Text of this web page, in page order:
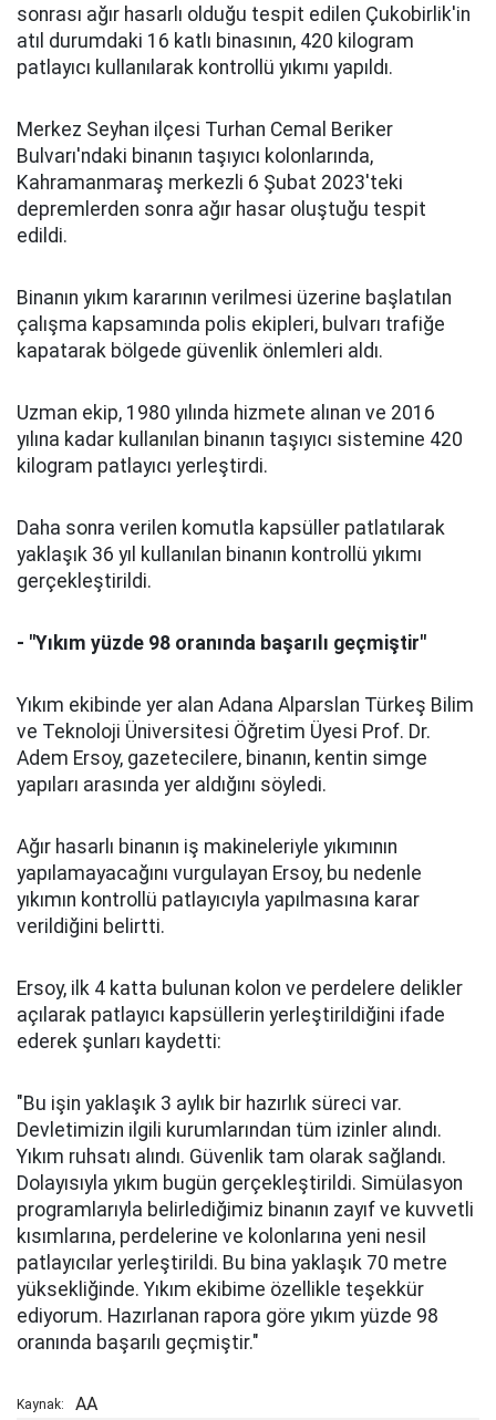
sonrası ağır hasarlı olduğu tespit edilen Çukobirlik'in
atıl durumdaki 16 katlı binasının, 420 kilogram
patlayıcı kullanılarak kontrollü yıkımı yapıldı.
Merkez Seyhan ilçesi Turhan Cemal Beriker
Bulvarı'ndaki binanın taşıyıcı kolonlarında,
Kahramanmaraş merkezli 6 Şubat 2023'teki
depremlerden sonra ağır hasar oluştuğu tespit
edildi.
Binanın yıkım kararının verilmesi üzerine başlatılan
çalışma kapsamında polis ekipleri, bulvarı trafiğe
kapatarak bölgede güvenlik önlemleri aldı.
Uzman ekip, 1980 yılında hizmete alınan ve 2016
yılına kadar kullanılan binanın taşıyıcı sistemine 420
kilogram patlayıcı yerleştirdi.
Daha sonra verilen komutla kapsüller patlatılarak
yaklaşık 36 yıl kullanılan binanın kontrollü yıkımı
gerçekleştirildi.
- "Yıkım yüzde 98 oranında başarılı geçmiştir"
Yıkım ekibinde yer alan Adana Alparslan Türkeş Bilim
ve Teknoloji Üniversitesi Öğretim Üyesi Prof. Dr.
Adem Ersoy, gazetecilere, binanın, kentin simge
yapıları arasında yer aldığını söyledi.
Ağır hasarlı binanın iş makineleriyle yıkımının
yapılamayacağını vurgulayan Ersoy, bu nedenle
yıkımın kontrollü patlayıcıyla yapılmasına karar
verildiğini belirtti.
Ersoy, ilk 4 katta bulunan kolon ve perdelere delikler
açılarak patlayıcı kapsüllerin yerleştirildiğini ifade
ederek şunları kaydetti:
"Bu işin yaklaşık 3 aylık bir hazırlık süreci var.
Devletimizin ilgili kurumlarından tüm izinler alındı.
Yıkım ruhsatı alındı. Güvenlik tam olarak sağlandı.
Dolayısıyla yıkım bugün gerçekleştirildi. Simülasyon
programlarıyla belirlediğimiz binanın zayıf ve kuvvetli
kısımlarına, perdelerine ve kolonlarına yeni nesil
patlayıcılar yerleştirildi. Bu bina yaklaşık 70 metre
yüksekliğinde. Yıkım ekibime özellikle teşekkür
ediyorum. Hazırlanan rapora göre yıkım yüzde 98
oranında başarılı geçmiştir."
Kaynak: AA